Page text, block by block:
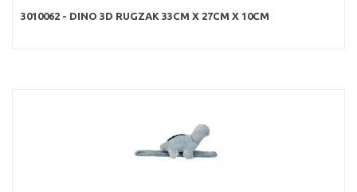
3010062 - DINO 3D RUGZAK 33CM X 27CM X 10CM